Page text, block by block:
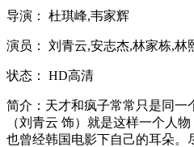
导演： 杜琪峰,韦家辉
演员： 刘青云,安志杰,林家栋,林
状态： HD高清
简介： 天才和疯子常常只是同一
（刘青云 饰）就是这样一个人
也曾经韩国电影下自己的耳朵。